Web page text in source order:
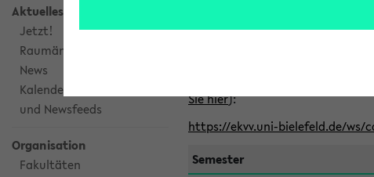
Aktuelles
Jetzt!
Raumänderungen
News
Kalenderintegration
und Newsfeeds
Organisation
Fakultäten
Klicken Sie auf das Semester,
Sie hier):
https://ekvv.uni-bielefeld.de/ws/
Semester